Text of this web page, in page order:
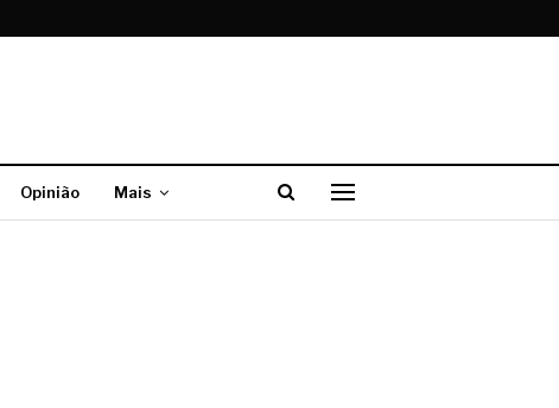
Opinião Mais